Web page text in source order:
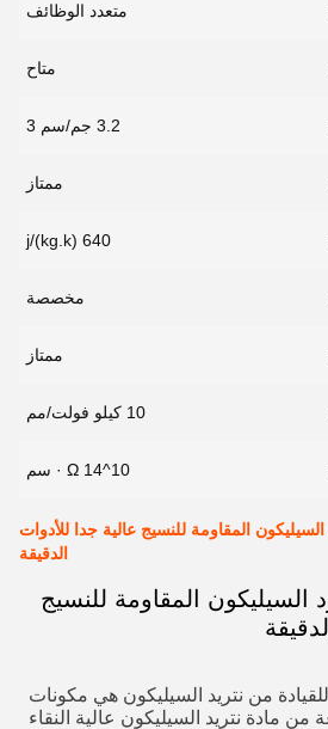
متعدد الوظائف
متاح
3.2 جم/سم 3
ممتاز
640 j/(kg.k)
مخصصة
ممتاز
10 كيلو فولت/مم
10^14 Ω · سم
المقاومة للنسيج عالية جدا للأدوات
الدقيقة
السيليكون المقاومة للنسيج
من نتريد السيليكون هي مكونات
مادة نتريد السيليكون عالية النقاء